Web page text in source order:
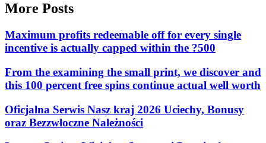
More Posts
Maximum profits redeemable off for every single
incentive is actually capped within the ?500
From the examining the small print, we discover and
this 100 percent free spins continue actual well worth
Oficjalna Serwis Nasz kraj 2026 Uciechy, Bonusy
oraz Bezzwłoczne Należności